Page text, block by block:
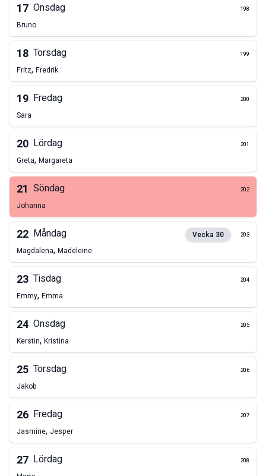
17 Onsdag 198
Bruno
18 Torsdag 199
Fritz, Fredrik
19 Fredag 200
Sara
20 Lördag 201
Greta, Margareta
21 Söndag 202
Johanna
22 Måndag Vecka 30 203
Magdalena, Madeleine
23 Tisdag 204
Emmy, Emma
24 Onsdag 205
Kerstin, Kristina
25 Torsdag 206
Jakob
26 Fredag 207
Jasmine, Jesper
27 Lördag 208